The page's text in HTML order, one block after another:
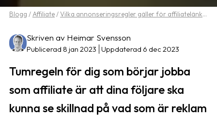
Blogg /Affiliate/Vilka annonseringsregler gäller för affiliatelänkar?
Skriven av Heimar Svensson
Publicerad 8 jan 2023 Uppdaterad 6 dec 2023
Tumregeln för dig som börjar jobba
som affiliate är att dina följare ska
kunna se skillnad på vad som är reklam